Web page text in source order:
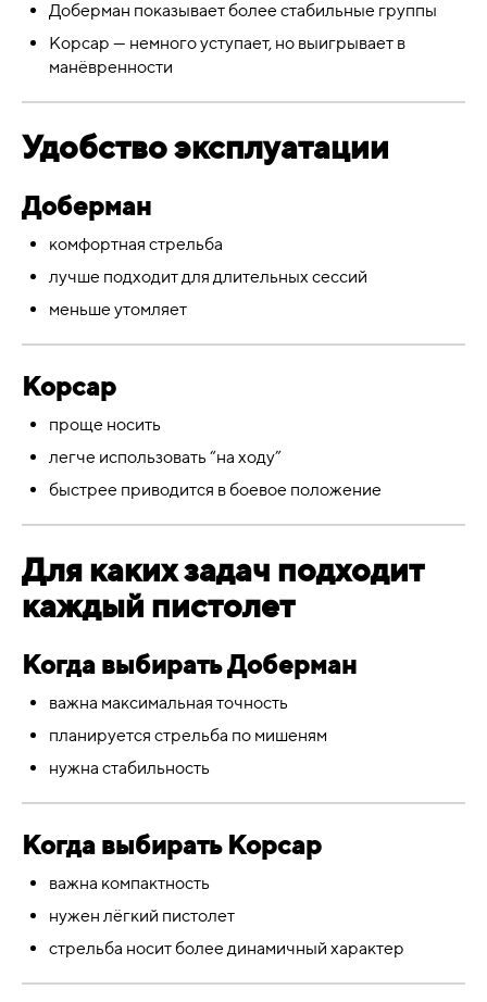
Доберман показывает более стабильные группы
Корсар — немного уступает, но выигрывает в
манёвренности
Удобство эксплуатации
Доберман
комфортная стрельба
лучше подходит для длительных сессий
меньше утомляет
Корсар
проще носить
легче использовать “на ходу”
быстрее приводится в боевое положение
Для каких задач подходит
каждый пистолет
Когда выбирать Доберман
важна максимальная точность
планируется стрельба по мишеням
нужна стабильность
Когда выбирать Корсар
важна компактность
нужен лёгкий пистолет
стрельба носит более динамичный характер